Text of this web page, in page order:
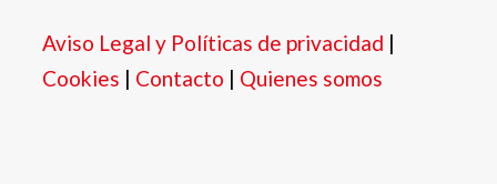
Aviso Legal y Políticas de privacidad |
Cookies | Contacto | Quienes somos